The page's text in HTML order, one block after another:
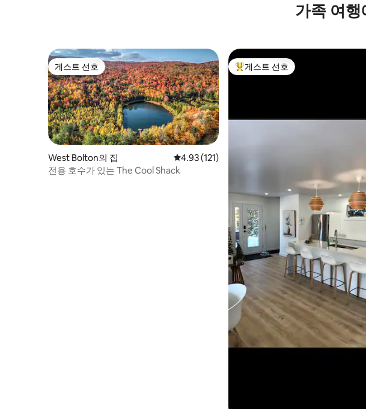
가족 여
게스트 선호
게스트 선호
West Bolton의 집 평점 4.93점(5점 만점), 후기 121개
4.93 (121)
전용 호수가 있는 The Cool Shack
상위 게스트 선호
게스트 선호